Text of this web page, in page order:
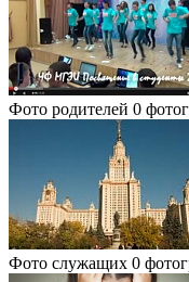
Фото родителей 0
Фото служащих 0